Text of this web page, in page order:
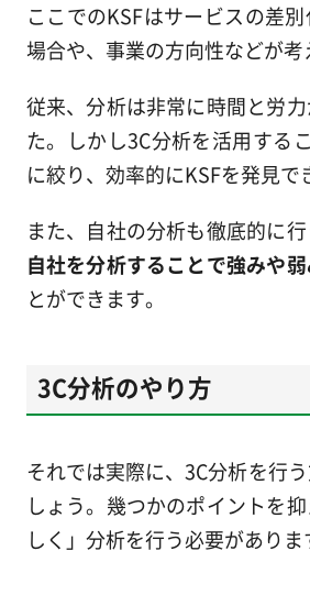
ここでのKSFはサービスの差
場合や、事業の方向性などが考
従来、分析は非常に時間と労
た。しかし3C分析を活用する
に絞り、効率的にKSFを発見で
また、自社の分析も徹底的に行
自社を分析することで強みや
とができます。
3C分析のやり方
それでは実際に、3C分析を行
しょう。幾つかのポイントを
しく」分析を行う必要がありま